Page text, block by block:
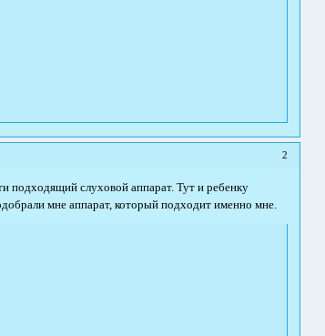
2
подходящий слуховой аппарат. Тут и ребенку
мне аппарат, который подходит именно мне.